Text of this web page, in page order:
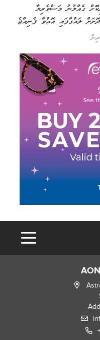
ގެއްލުނު މަސްވެރިޔާ
ލައްގާފައި އޮއްވާ ފެނިއްޖެ